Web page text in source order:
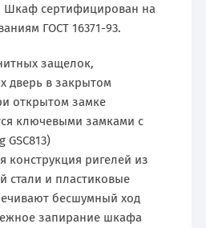
Шкаф сертифицирован на
ГОСТ 16371-93.
защелок,
дверь в закрытом
открытом замке
ключевыми замками с
GSC813)
конструкция ригелей из
стали и пластиковые
бесшумный ход
запирание шкафа